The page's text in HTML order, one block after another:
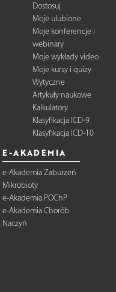
Dostosuj
Moje ulubione
Moje konferencje i
webinary
Moje wykłady video
Moje kursy i quizy
Wytyczne
Artykuły naukowe
Kalkulatory
Klasyfikacja ICD-9
Klasyfikacja ICD-10
E-AKADEMIA
e-Akademia Zaburzeń
Mikrobioty
e-Akademia POChP
e-Akademia Chorób
Naczyń